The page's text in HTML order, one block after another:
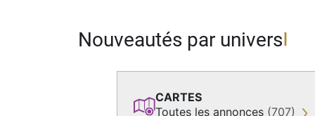
Nouveautés par univers
CARTES
Toutes les annonces (707)